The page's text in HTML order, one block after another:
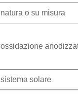
natura o su misura
ossidazione
sistema solare